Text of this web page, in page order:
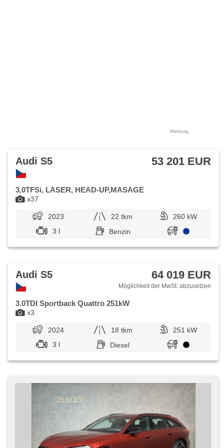
Werbung
x37
Audi S5 53 201 EUR
3,0TFSi, LASER, HEAD-UP,MASAGE
2023 22 tkm
260 kW
3 l
Benzin
x3
Audi S5 64 019 EUR
Möglichkeit der MwSt. abzusetzen
3.0TDI Sportback Quattro 251kW
2024 18 tkm
251 kW
3 l
Diesel